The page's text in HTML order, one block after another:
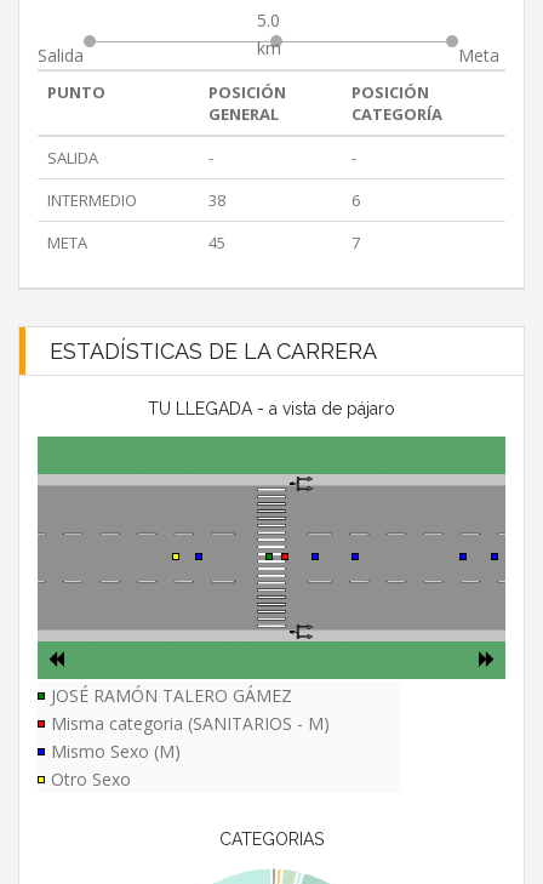
Salida
5.0
km
Meta
PUNTO
POSICIÓN
GENERAL
POSICIÓN
CATEGORÍA
SALIDA
-
-
INTERMEDIO
38
6
META
45 7
ESTADÍSTICAS DE LA CARRERA
TU LLEGADA - a vista de pájaro
JOSÉ RAMÓN TALERO GÁMEZ
Misma categoria (SANITARIOS - M)
Mismo Sexo (M)
Otro Sexo
CATEGORIAS